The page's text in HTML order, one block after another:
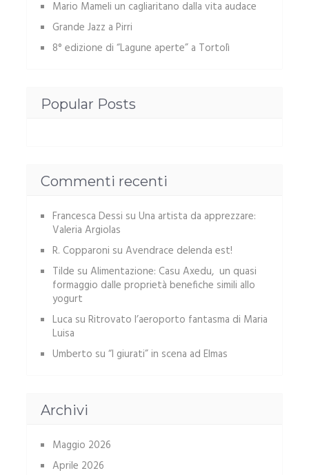
Mario Mameli un cagliaritano dalla vita audace
Grande Jazz a Pirri
8° edizione di “Lagune aperte” a Tortolì
Popular Posts
Commenti recenti
Francesca Dessi su Una artista da apprezzare:
Valeria Argiolas
R. Copparoni su Avendrace delenda est!
Tilde su Alimentazione: Casu Axedu, un quasi
formaggio dalle proprietà benefiche simili allo
yogurt
Luca su Ritrovato l’aeroporto fantasma di Maria
Luisa
Umberto su “I giurati” in scena ad Elmas
Archivi
Maggio 2026
Aprile 2026